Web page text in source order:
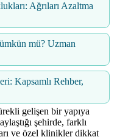
Ağrıları Azaltma
mü? Uzman
Kapsamlı Rehber,
gelişen bir yapıya
şehirde, farklı
ve özel klinikler dikkat